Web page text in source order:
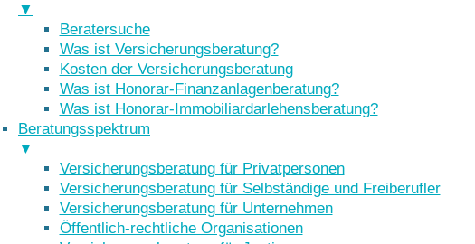
▼
Beratersuche
Was ist Versicherungsberatung?
Kosten der Versicherungsberatung
Was ist Honorar-Finanzanlagenberatung?
Was ist Honorar-Immobiliardarlehensberatung?
Beratungsspektrum
▼
Versicherungsberatung für Privatpersonen
Versicherungsberatung für Selbständige und Freiberufler
Versicherungsberatung für Unternehmen
Öffentlich-rechtliche Organisationen